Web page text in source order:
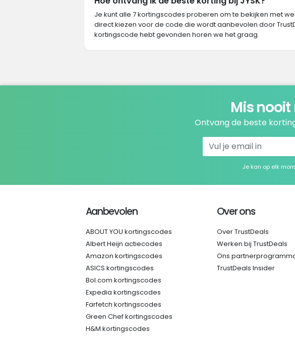
Je kunt alle 7 kortingscodes proberen om te bekijken met
direct kiezen voor de code die wordt aanbevolen door
kortingscode hebt gevonden horen we het graag.
Mis
Ontvang de beste
Je kan op elk
Aanbevolen
ABOUT YOU kortingscodes
Albert Heijn actiecodes
Amazon kortingscodes
ASICS kortingscodes
Bol.com kortingscodes
Expedia kortingscodes
Farfetch kortingscodes
Green Chef kortingscodes
H&M kortingscodes
Over ons
Over TrustDeals
Werken bij TrustDeals
Ons
TrustDeals Insider